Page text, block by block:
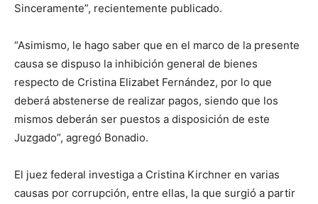
Sinceramente”, recientemente publicado.
“Asimismo, le hago saber que en el marco de la presente
causa se dispuso la inhibición general de bienes
respecto de Cristina Elizabet Fernández, por lo que
deberá abstenerse de realizar pagos, siendo que los
mismos deberán ser puestos a disposición de este
Juzgado”, agregó Bonadio.
El juez federal investiga a Cristina Kirchner en varias
causas por corrupción, entre ellas, la que surgió a partir